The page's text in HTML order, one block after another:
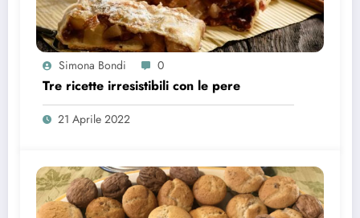
Simona Bondi 0
Tre ricette irresistibili con le pere
21 Aprile 2022